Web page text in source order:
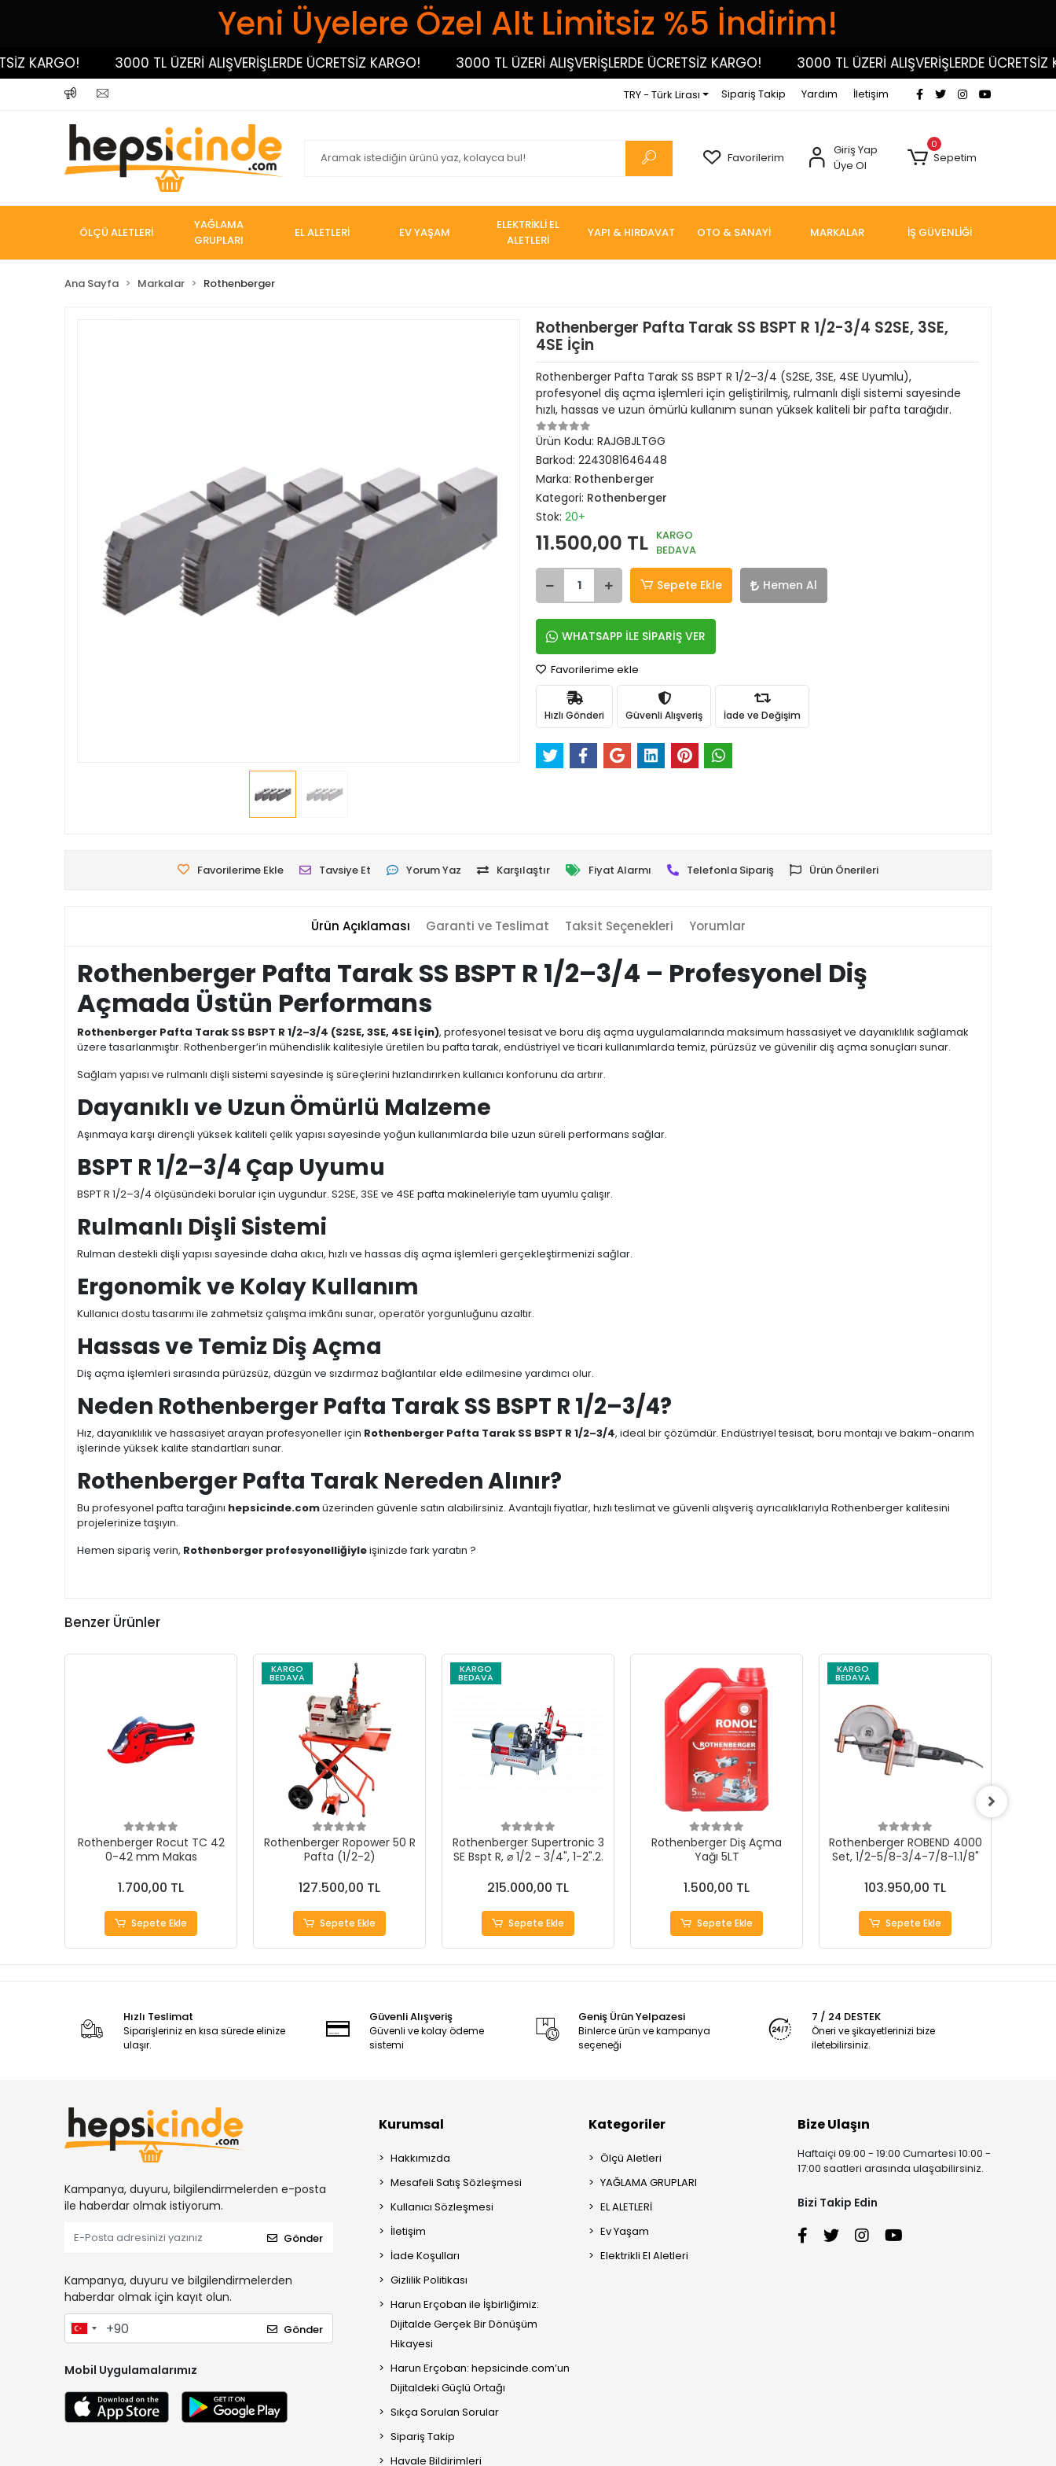
Yeni Üyelere Özel Alt Limitsiz %5 İndirim!
3000 TL ÜZERİ ALIŞVERİŞLERDE ÜCRETSİZ KARGO! 3000 TL ÜZERİ ALIŞVERİŞLERDE ÜCRETSİZ KARGO! 3000 TL ÜZERİ ALIŞVERİŞLERDE ÜCRETSİZ
TRY - Türk Lirası Sipariş Takip Yardım İletişim
Favorilerim
Giriş Yap
Üye Ol
0
Sepetim
ÖLÇÜ ALETLERİ
YAĞLAMA
GRUPLARI
EL ALETLERİ EV YAŞAM
ELEKTRİKLİ EL
ALETLERİ
YAPI & HIRDAVAT OTO & SANAYİ MARKALAR İŞ GÜVENLİĞİ
Ana Sayfa Markalar Rothenberger
Rothenberger Pafta Tarak SS BSPT R 1/2-3/4 S2SE, 3SE,
4SE İçin
Rothenberger Pafta Tarak SS BSPT R 1/2–3/4 (S2SE, 3SE, 4SE Uyumlu),
profesyonel diş açma işlemleri için geliştirilmiş, rulmanlı dişli sistemi sayesinde
hızlı, hassas ve uzun ömürlü kullanım sunan yüksek kaliteli bir pafta tarağıdır.
Ürün Kodu: RAJGBJLTGG
Barkod: 2243081646448
Marka: Rothenberger
Kategori: Rothenberger
Stok: 20+
11.500,00 TL KARGO
BEDAVA
Sepete Ekle Hemen Al
WHATSAPP İLE SİPARİŞ VER
Favorilerime ekle
Hızlı Gönderi Güvenli Alışveriş İade ve Değişim
Favorilerime Ekle Tavsiye Et Yorum Yaz Karşılaştır Fiyat Alarmı Telefonla Sipariş Ürün Önerileri
Ürün Açıklaması Garanti ve Teslimat Taksit Seçenekleri Yorumlar
Rothenberger Pafta Tarak SS BSPT R 1/2–3/4 – Profesyonel Diş
Açmada Üstün Performans
Rothenberger Pafta Tarak SS BSPT R 1/2–3/4 (S2SE, 3SE, 4SE İçin), profesyonel tesisat ve boru diş açma uygulamalarında maksimum hassasiyet ve dayanıklılık sağlamak
üzere tasarlanmıştır. Rothenberger’in mühendislik kalitesiyle üretilen bu pafta tarak, endüstriyel ve ticari kullanımlarda temiz, pürüzsüz ve güvenilir diş açma sonuçları sunar.
Sağlam yapısı ve rulmanlı dişli sistemi sayesinde iş süreçlerini hızlandırırken kullanıcı konforunu da artırır.
Dayanıklı ve Uzun Ömürlü Malzeme
Aşınmaya karşı dirençli yüksek kaliteli çelik yapısı sayesinde yoğun kullanımlarda bile uzun süreli performans sağlar.
BSPT R 1/2–3/4 Çap Uyumu
BSPT R 1/2–3/4 ölçüsündeki borular için uygundur. S2SE, 3SE ve 4SE pafta makineleriyle tam uyumlu çalışır.
Rulmanlı Dişli Sistemi
Rulman destekli dişli yapısı sayesinde daha akıcı, hızlı ve hassas diş açma işlemleri gerçekleştirmenizi sağlar.
Ergonomik ve Kolay Kullanım
Kullanıcı dostu tasarımı ile zahmetsiz çalışma imkânı sunar, operatör yorgunluğunu azaltır.
Hassas ve Temiz Diş Açma
Diş açma işlemleri sırasında pürüzsüz, düzgün ve sızdırmaz bağlantılar elde edilmesine yardımcı olur.
Neden Rothenberger Pafta Tarak SS BSPT R 1/2–3/4?
Hız, dayanıklılık ve hassasiyet arayan profesyoneller için Rothenberger Pafta Tarak SS BSPT R 1/2–3/4, ideal bir çözümdür. Endüstriyel tesisat, boru montajı ve bakım-onarım
işlerinde yüksek kalite standartları sunar.
Rothenberger Pafta Tarak Nereden Alınır?
Bu profesyonel pafta tarağını hepsicinde.comüzerinden güvenle satın alabilirsiniz. Avantajlı fiyatlar, hızlı teslimat ve güvenli alışveriş ayrıcalıklarıyla Rothenberger kalitesini
projelerinize taşıyın.
Hemen sipariş verin, Rothenberger profesyonelliğiyleişinizde fark yaratın ?
Benzer Ürünler
Rothenberger Rocut TC 42
0-42 mm Makas
1.700,00 TL
Sepete Ekle
KARGO
BEDAVA
Rothenberger Ropower 50 R
Pafta (1/2-2)
127.500,00 TL
Sepete Ekle
KARGO
BEDAVA
Rothenberger Supertronic 3
SE Bspt R, ⌀ 1/2 - 3/4", 1-2".2.
215.000,00 TL
Sepete Ekle
Rothenberger Diş Açma
Yağı 5LT
1.500,00 TL
Sepete Ekle
KARGO
BEDAVA
Rothenberger ROBEND 4000
Set, 1/2-5/8-3/4-7/8-1.1/8"
103.950,00 TL
Sepete Ekle
Hızlı Teslimat
Siparişleriniz en kısa sürede elinize
ulaşır.
Güvenli Alışveriş
Güvenli ve kolay ödeme
sistemi
Geniş Ürün Yelpazesi
Binlerce ürün ve kampanya
seçeneği
7 / 24 DESTEK
Öneri ve şikayetlerinizi bize
iletebilirsiniz.
Kampanya, duyuru, bilgilendirmelerden e-posta
ile haberdar olmak istiyorum.
Gönder
Kampanya, duyuru ve bilgilendirmelerden
haberdar olmak için kayıt olun.
Gönder
Mobil Uygulamalarımız
Kurumsal
Hakkımızda
Mesafeli Satış Sözleşmesi
Kullanıcı Sözleşmesi
İletişim
İade Koşulları
Gizlilik Politikası
Harun Erçoban ile İşbirliğimiz:
Dijitalde Gerçek Bir Dönüşüm
Hikayesi
Harun Erçoban: hepsicinde.com’un
Dijitaldeki Güçlü Ortağı
Sıkça Sorulan Sorular
Sipariş Takip
Havale Bildirimleri
Kategoriler
Ölçü Aletleri
YAĞLAMA GRUPLARI
EL ALETLERİ
Ev Yaşam
Elektrikli El Aletleri
Bize Ulaşın
Haftaiçi 09:00 - 19:00 Cumartesi 10:00 -
17:00 saatleri arasında ulaşabilirsiniz.
Bizi Takip Edin